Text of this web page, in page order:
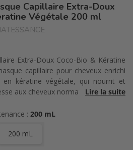
Capillaire Extra-Doux
Végétale 200 ml
Extra-Doux Coco-Bio & Kératine
capillaire pour cheveux enrichi
kératine végétale, qui nourrit et
aux cheveux normaux à secs.
Lire la suite
: 200 mL
200 mL